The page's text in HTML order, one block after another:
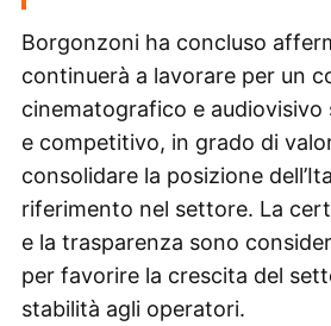
Borgonzoni ha concluso
continuerà a lavorare per un
cinematografico e audiovisivo
e competitivo, in grado di
consolidare la posizione
riferimento nel settore. La
e la trasparenza sono
per favorire la crescita del
stabilità agli operatori.